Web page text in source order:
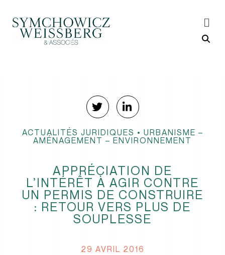
ACTUALITÉS JURIDIQUES • URBANISME –
AMÉNAGEMENT – ENVIRONNEMENT
APPRÉCIATION DE
L’INTÉRÊT À AGIR CONTRE
UN PERMIS DE CONSTRUIRE
: RETOUR VERS PLUS DE
SOUPLESSE
29 AVRIL 2016